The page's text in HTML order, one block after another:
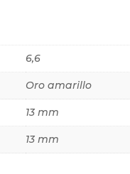
6,6
Oro amarillo
13 mm
13 mm